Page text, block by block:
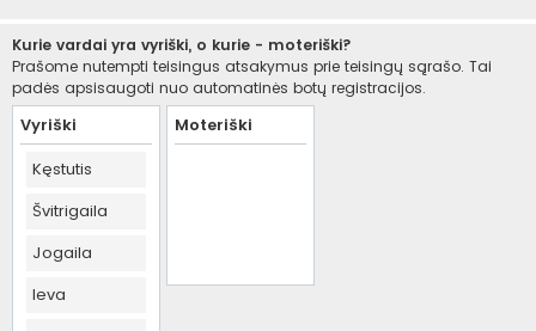
Kurie vardai yra vyriški, o kurie - moteriški?
Prašome nutempti teisingus atsakymus prie teisingų sąrašo. Tai
padės apsisaugoti nuo automatinės botų registracijos.
Vyriški
Kęstutis
Švitrigaila
Jogaila
Ieva
Moteriški